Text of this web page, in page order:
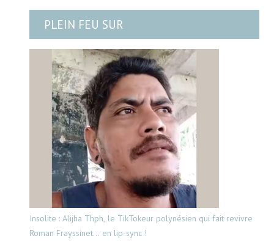
PLEIN FEU SUR
Insolite : Alijha Thph, le TikTokeur polynésien qui fait revivre
Roman Frayssinet… en lip-sync !